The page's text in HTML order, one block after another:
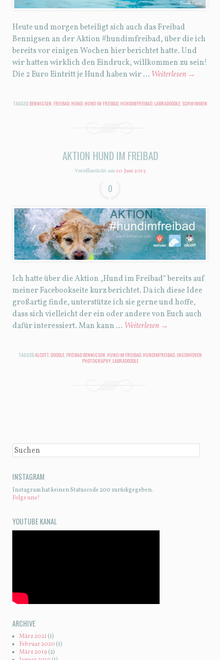
Heute und morgen beteiligt sich auch das Freibad
Bennigsen an der Aktion #hundimfreibad, über die ich
bereits vor einigen Wochen hier berichtet hatte. Und
wir hatten wirklich den Eindruck, willkommen zu sein!
Die 2 Euro Eintritt je Hund haben wir … Weiterlesen →
TAGGED BENNIGSEN, FREIBAD, HUND, HUND IM FREIBAD, HUNDIMFREIBAD, LABRADOODLE, SCHWIMMEN
AKTION HUND IM FREIBAD
Veröffentlicht am10. Juni 2015
0
Ich hatte über die Aktion „Hund im Freibad“ bereits auf
meiner Facebookseite kurz berichtet. Da ich diese Idee
großartig finde, unterstütze ich sie gerne und hoffe,
dass sich vielleicht der ein oder andere von Euch auch
dafür interessiert. Man kann … Weiterlesen →
TAGGEDALCOTT, DOODLE, FREIBAD BENNIGSEN HUND IM FREIBAD, HUNDIMFREIBAD, INGENHOVEN
PHOTOGRAPHY, LABRADOODLE
SUCHEN
INSTAGRAM
Instagram hat keinen Statuscode 200 zurückgegeben.
Folge uns!
YOUTUBE KANAL
ARCHIVE
März 2021(1)
Februar 2020 (1)
März 2019 (2)